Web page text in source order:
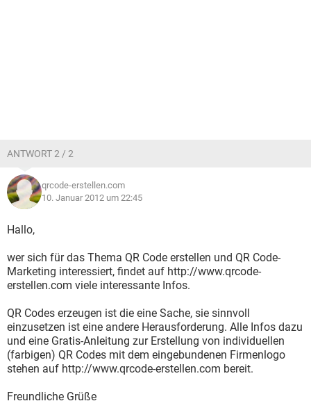
ANTWORT 2 / 2
qrcode-erstellen.com
10. Januar 2012 um 22:45
Hallo,
wer sich für das Thema QR Code erstellen und QR Code-
Marketing interessiert, findet auf http://www.qrcode-
erstellen.com viele interessante Infos.
QR Codes erzeugen ist die eine Sache, sie sinnvoll
einzusetzen ist eine andere Herausforderung. Alle Infos dazu
und eine Gratis-Anleitung zur Erstellung von individuellen
(farbigen) QR Codes mit dem eingebundenen Firmenlogo
stehen auf http://www.qrcode-erstellen.com bereit.
Freundliche Grüße